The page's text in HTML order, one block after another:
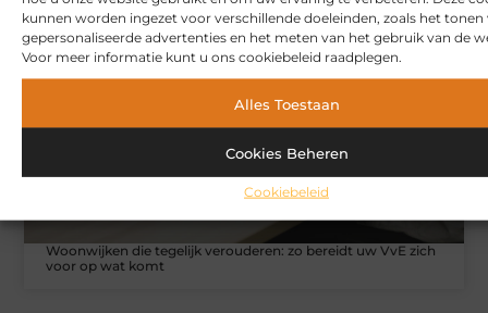
kunnen worden ingezet voor verschillende doeleinden, zoals het tonen
gepersonaliseerde advertenties en het meten van het gebruik van de
Voor meer informatie kunt u ons cookiebeleid raadplegen.
Alles Toestaan
Cookies Beheren
Cookiebeleid
WONINGEN
Woonwijken die tegelijk verouderen: zo bereidt uw VvE zich
voor op wat komt